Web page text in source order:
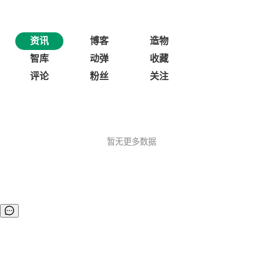
资讯 博客
造物
智库
动弹
收藏
评论
粉丝 关注
暂无更多数据